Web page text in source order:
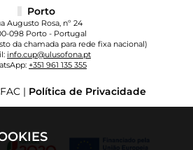
Porto
Augusto Rosa, nº 24
098 Porto - Portugal
da chamada para rede fixa nacional)
info.cup@ulusofona.pt
+351 961 135 355
| Política de Privacidade